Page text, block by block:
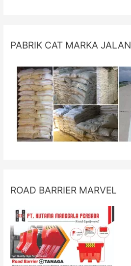
PABRIK CAT MARKA JALAN
ROAD BARRIER MARVEL